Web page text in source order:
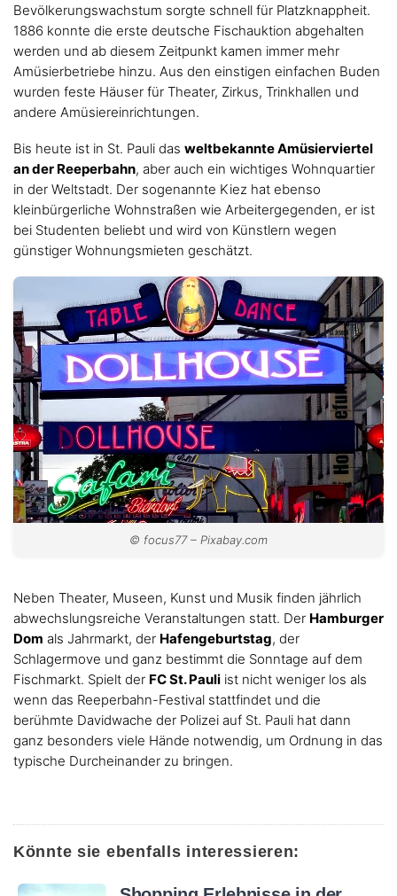
Bevölkerungswachstum sorgte schnell für Platzknappheit.
1886 konnte die erste deutsche Fischauktion abgehalten
werden und ab diesem Zeitpunkt kamen immer mehr
Amüsierbetriebe hinzu. Aus den einstigen einfachen Buden
wurden feste Häuser für Theater, Zirkus, Trinkhallen und
andere Amüsiereinrichtungen.
Bis heute ist in St. Pauli das weltbekannte Amüsierviertel
an der Reeperbahn, aber auch ein wichtiges Wohnquartier
in der Weltstadt. Der sogenannte Kiez hat ebenso
kleinbürgerliche Wohnstraßen wie Arbeitergegenden, er ist
bei Studenten beliebt und wird von Künstlern wegen
günstiger Wohnungsmieten geschätzt.
© focus77 – Pixabay.com
Neben Theater, Museen, Kunst und Musik finden jährlich
abwechslungsreiche Veranstaltungen statt. Der Hamburger
Dom als Jahrmarkt, der Hafengeburtstag, der
Schlagermove und ganz bestimmt die Sonntage auf dem
Fischmarkt. Spielt der FC St. Pauli ist nicht weniger los als
wenn das Reeperbahn-Festival stattfindet und die
berühmte Davidwache der Polizei auf St. Pauli hat dann
ganz besonders viele Hände notwendig, um Ordnung in das
typische Durcheinander zu bringen.
Könnte sie ebenfalls interessieren: